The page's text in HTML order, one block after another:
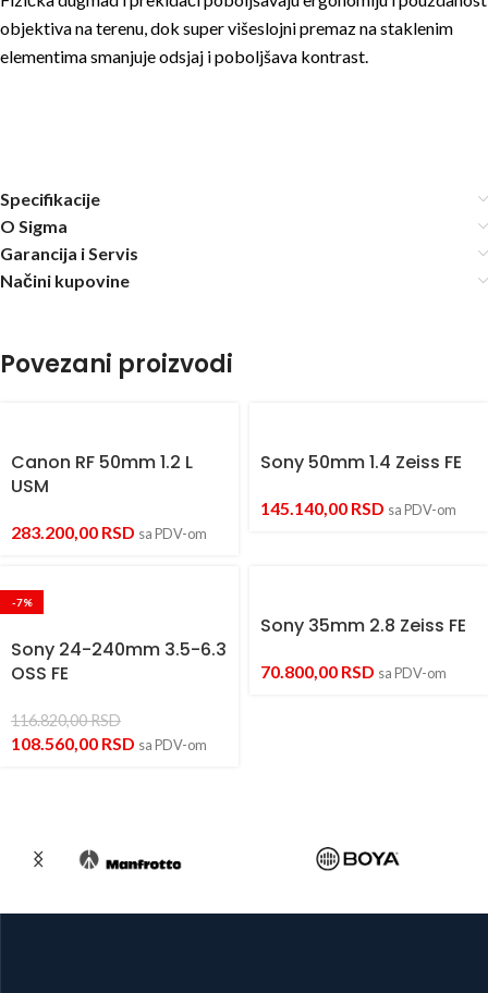
objektiva na terenu, dok super višeslojni premaz na staklenim
elementima smanjuje odsjaj i poboljšava kontrast.
Specifikacije
O Sigma
Garancija i Servis
Načini kupovine
Povezani proizvodi
Canon RF 50mm 1.2 L
USM
283.200,00 RSD sa PDV-om
Sony 50mm 1.4 Zeiss FE
145.140,00 RSD sa PDV-om
-7%
Sony 24-240mm 3.5-6.3
OSS FE
116.820,00RSD
108.560,00 RSD sa PDV-om
Sony 35mm 2.8 Zeiss FE
70.800,00 RSD sa PDV-om